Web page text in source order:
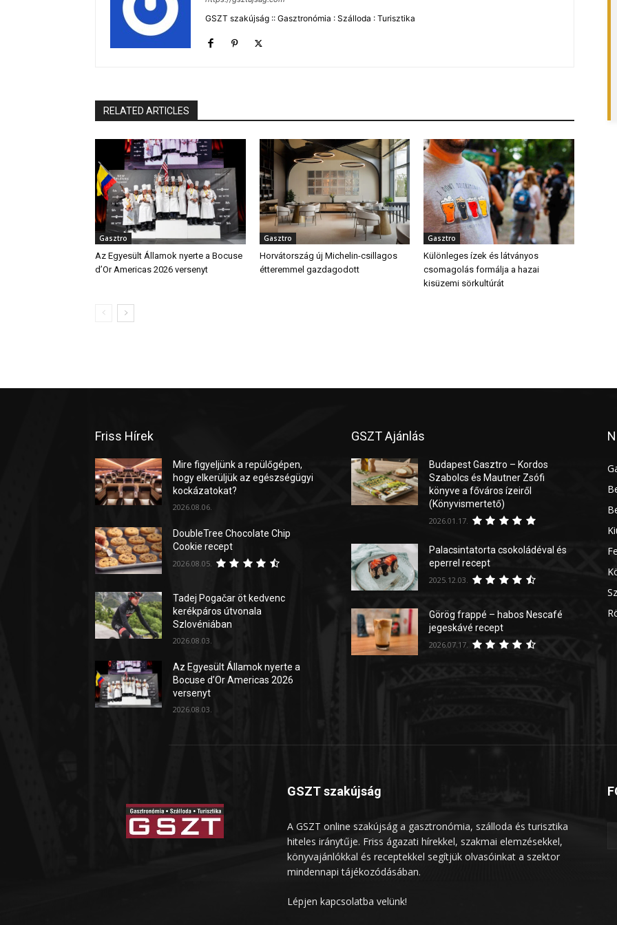
GSZT szakújság :: Gasztronómia : Szálloda : Turisztika
RELATED ARTICLES
Gasztro
Az Egyesült Államok nyerte a Bocuse
d’Or Americas 2026 versenyt
Gasztro
Horvátország új Michelin-csillagos
étteremmel gazdagodott
Gasztro
Különleges ízek és látványos
csomagolás formálja a hazai
kisüzemi sörkultúrát
Friss Hírek
Mire figyeljünk a repülőgépen,
hogy elkerüljük az egészségügyi
kockázatokat?
2026.08.06.
DoubleTree Chocolate Chip
Cookie recept
2026.08.05.
Tadej Pogačar öt kedvenc
kerékpáros útvonala
Szlovéniában
2026.08.03.
Az Egyesült Államok nyerte a
Bocuse d’Or Americas 2026
versenyt
2026.08.03.
GSZT Ajánlás
Budapest Gasztro – Kordos
Szabolcs és Mautner Zsófi
könyve a főváros ízeiről
(Könyvismertető)
2026.01.17.
Palacsintatorta csokoládéval és
eperrel recept
2025.12.03.
Görög frappé – habos Nescafé
jegeskávé recept
2026.07.17.
GSZT szakújság
A GSZT online szakújság a gasztronómia, szálloda és turisztika
hiteles iránytűje. Friss ágazati hírekkel, szakmai elemzésekkel,
könyvajánlókkal és receptekkel segítjük olvasóinkat a szektor
mindennapi tájékozódásában.
Lépjen kapcsolatba velünk!